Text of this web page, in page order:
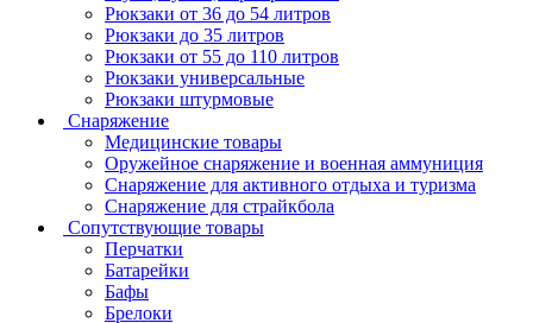
Рюкзаки от 36 до 54 литров
Рюкзаки до 35 литров
Рюкзаки от 55 до 110 литров
Рюкзаки универсальные
Рюкзаки штурмовые
Снаряжение
Медицинские товары
Оружейное снаряжение и военная аммуниция
Снаряжение для активного отдыха и туризма
Снаряжение для страйкбола
Сопутствующие товары
Перчатки
Батарейки
Бафы
Брелоки